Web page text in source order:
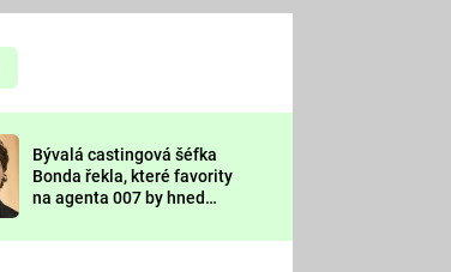
Prima LAJK
Sledujte nás
Bývalá castingová šéfka
Bonda řekla, které favority
na agenta 007 by hned